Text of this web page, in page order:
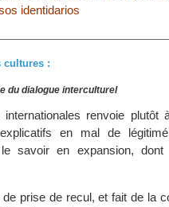
identidarios
cultures :
du dialogue interculturel
renvoie plutôt à
en mal de
savoir en expansion, dont
prise de recul, et fait de la